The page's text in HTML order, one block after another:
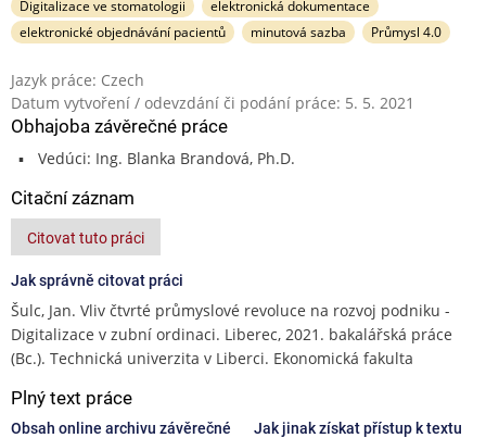
Digitalizace ve stomatologii
elektronická dokumentace
elektronické objednávání pacientů
minutová sazba Průmysl 4.0
Jazyk práce: Czech
Datum vytvoření / odevzdání či podání práce: 5. 5. 2021
Obhajoba závěrečné práce
Vedúci: Ing. Blanka Brandová, Ph.D.
Citační záznam
Citovat tuto práci
Jak správně citovat práci
Šulc, Jan. Vliv čtvrté průmyslové revoluce na rozvoj podniku -
Digitalizace v zubní ordinaci. Liberec, 2021. bakalářská práce
(Bc.). Technická univerzita v Liberci. Ekonomická fakulta
Plný text práce
Obsah online archivu závěrečné
Jak jinak získat přístup k textu